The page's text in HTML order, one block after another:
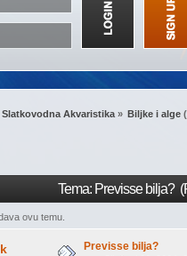
Slatkovodna Akvaristika» Biljke i alge
Tema: Previsse bilja?
ovu temu.
Previsse bilja?